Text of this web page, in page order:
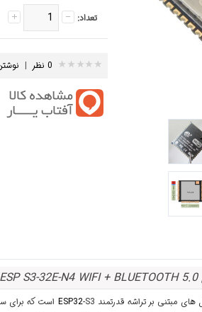
تعداد:
0 نظر |
ESP32